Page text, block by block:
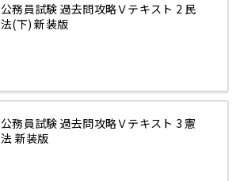
公務員試験 過去問攻略Ｖテキスト 2 民
法(下) 新装版
公務員試験 過去問攻略Ｖテキスト 3 憲
法 新装版